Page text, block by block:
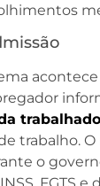
trabalho.
o